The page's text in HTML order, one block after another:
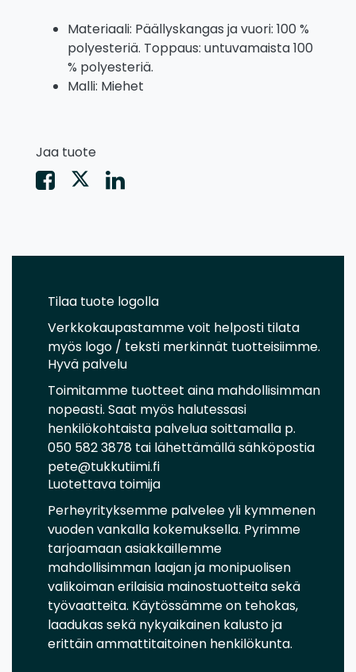
Materiaali: Päällyskangas ja vuori: 100 %
polyesteriä. Toppaus: untuvamaista 100
% polyesteriä.
Malli: Miehet
Jaa tuote
Tilaa tuote logolla
Verkkokaupastamme voit helposti tilata
myös logo / teksti merkinnät tuotteisiimme.
Hyvä palvelu
Toimitamme tuotteet aina mahdollisimman
nopeasti. Saat myös halutessasi
henkilökohtaista palvelua soittamalla p.
050 582 3878 tai lähettämällä sähköpostia
pete@tukkutiimi.fi
Luotettava toimija
Perheyrityksemme palvelee yli kymmenen
vuoden vankalla kokemuksella. Pyrimme
tarjoamaan asiakkaillemme
mahdollisimman laajan ja monipuolisen
valikoiman erilaisia mainostuotteita sekä
työvaatteita. Käytössämme on tehokas,
laadukas sekä nykyaikainen kalusto ja
erittäin ammattitaitoinen henkilökunta.